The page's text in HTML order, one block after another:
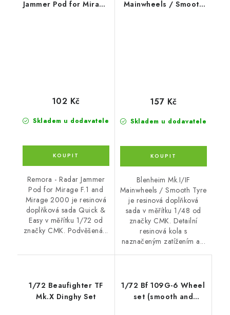
Jammer Pod for Mirage
Skladem u dodavatele
102 Kč
Remora - Radar Jammer
Pod for Mirage F.1 and
Mirage 2000 je resinová
doplňková sada Quick &
Easy v měřítku 1/72 od
značky CMK. Podvěšená...
Mainwheels / Smooth
Skladem u dodavatele
157 Kč
Blenheim Mk.I/IF
Mainwheels / Smooth Tyre
je resinová doplňková
sada v měřítku 1/48 od
značky CMK. Detailní
resinová kola s
naznačeným zatížením a...
1/72 Beaufighter TF
Mk.X Dinghy Set
1/72 Bf 109G-6 Wheel
set (smooth and